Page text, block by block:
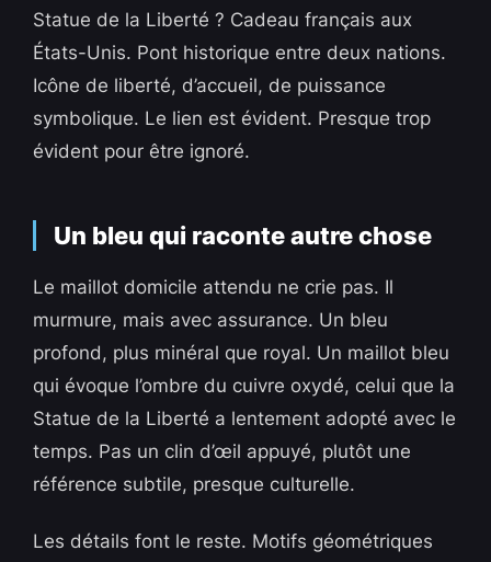
Statue de la Liberté ? Cadeau français aux
États-Unis. Pont historique entre deux nations.
Icône de liberté, d’accueil, de puissance
symbolique. Le lien est évident. Presque trop
évident pour être ignoré.
Un bleu qui raconte autre chose
Le maillot domicile attendu ne crie pas. Il
murmure, mais avec assurance. Un bleu
profond, plus minéral que royal. Un maillot bleu
qui évoque l’ombre du cuivre oxydé, celui que la
Statue de la Liberté a lentement adopté avec le
temps. Pas un clin d’œil appuyé, plutôt une
référence subtile, presque culturelle.
Les détails font le reste. Motifs géométriques